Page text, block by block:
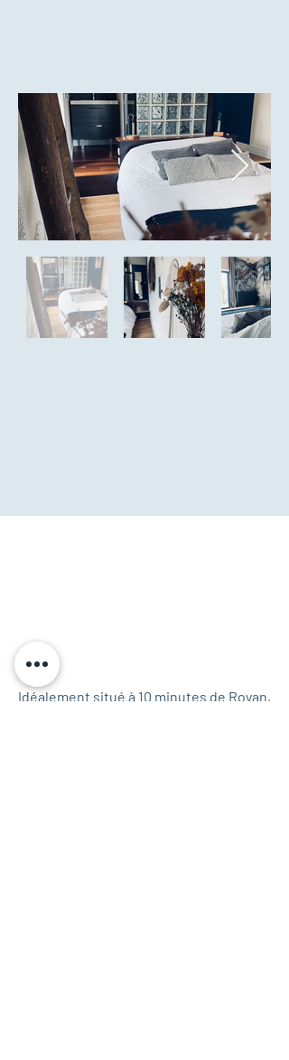
Idéalement situé à 10 minutes de Royan,